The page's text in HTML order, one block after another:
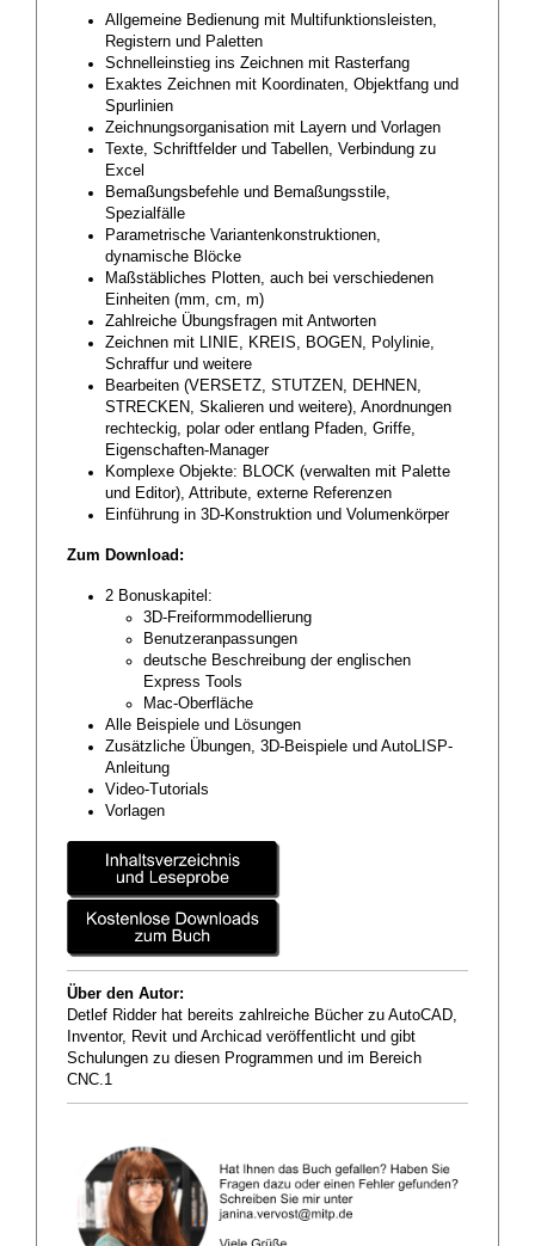
Allgemeine Bedienung mit Multifunktionsleisten,
Registern und Paletten
Schnelleinstieg ins Zeichnen mit Rasterfang
Exaktes Zeichnen mit Koordinaten, Objektfang und
Spurlinien
Zeichnungsorganisation mit Layern und Vorlagen
Texte, Schriftfelder und Tabellen, Verbindung zu
Excel
Bemaßungsbefehle und Bemaßungsstile,
Spezialfälle
Parametrische Variantenkonstruktionen,
dynamische Blöcke
Maßstäbliches Plotten, auch bei verschiedenen
Einheiten (mm, cm, m)
Zahlreiche Übungsfragen mit Antworten
Zeichnen mit LINIE, KREIS, BOGEN, Polylinie,
Schraffur und weitere
Bearbeiten (VERSETZ, STUTZEN, DEHNEN,
STRECKEN, Skalieren und weitere), Anordnungen
rechteckig, polar oder entlang Pfaden, Griffe,
Eigenschaften-Manager
Komplexe Objekte: BLOCK (verwalten mit Palette
und Editor), Attribute, externe Referenzen
Einführung in 3D-Konstruktion und Volumenkörper
Zum Download:
2 Bonuskapitel:
3D-Freiformmodellierung
Benutzeranpassungen
deutsche Beschreibung der englischen
Express Tools
Mac-Oberfläche
Alle Beispiele und Lösungen
Zusätzliche Übungen, 3D-Beispiele und AutoLISP-
Anleitung
Video-Tutorials
Vorlagen
Über den Autor:
Detlef Ridder hat bereits zahlreiche Bücher zu AutoCAD,
Inventor, Revit und Archicad veröffentlicht und gibt
Schulungen zu diesen Programmen und im Bereich
CNC.1